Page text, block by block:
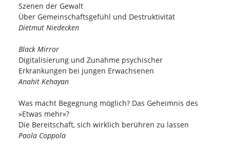
Szenen der Gewalt
Über Gemeinschaftsgefühl und Destruktivität
Dietmut Niedecken
Black Mirror
Digitalisierung und Zunahme psychischer
Erkrankungen bei jungen Erwachsenen
Anahit Kehayan
Was macht Begegnung möglich? Das Geheimnis des
»Etwas mehr«?
Die Bereitschaft, sich wirklich berühren zu lassen
Paola Coppola